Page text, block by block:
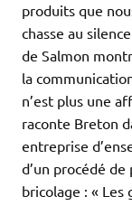
produits que
chasse au
de Salmon
la
n’est plus une
raconte Breton
entreprise
d’un procédé
bricolage : «